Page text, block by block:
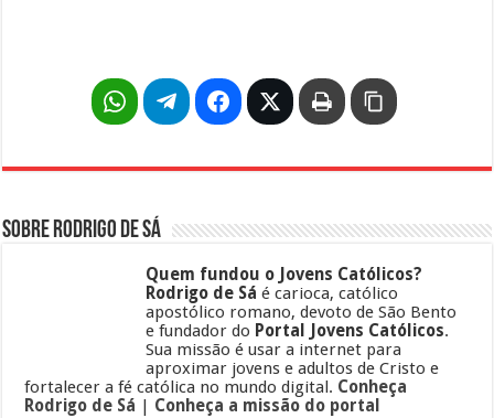
Sobre Rodrigo de Sá
Quem fundou o Jovens Católicos?
Rodrigo de Sá é carioca, católico
apostólico romano, devoto de São Bento
e fundador do Portal Jovens Católicos.
Sua missão é usar a internet para
aproximar jovens e adultos de Cristo e
fortalecer a fé católica no mundo digital. Conheça
Rodrigo de Sá
Conheça a missão do portal